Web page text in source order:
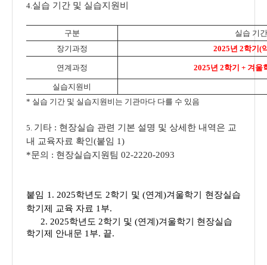
4.실습 기간 및 실습지원비
구분
실습 기간
장기과정
2025년 2학기(
연계과정 2025년 2학기 + 겨울
실습지원비
* 실습 기간 및 실습지원비는 기관마다 다를 수 있음
5. 기타 : 현장실습 관련 기본 설명 및 상세한 내역은 교
내 교육자료 확인(붙임 1)
*문의 : 현장실습지원팀 02-2220-2093
붙임 1. 2025학년도 2학기 및 (연계)겨울학기 현장실습
학기제 교육 자료 1부.
2. 2025학년도 2학기 및 (연계)겨울학기 현장실습
학기제 안내문 1부. 끝.